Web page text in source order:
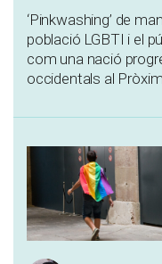
‘Pinkwashing’ de
població LGBTI i el
com una nació
occidentals al